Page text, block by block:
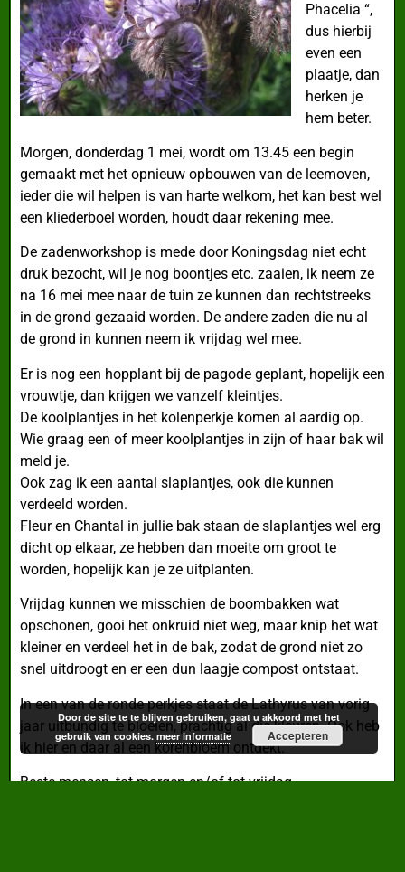
Phacelia “,
dus hierbij
even een
plaatje, dan
herken je
hem beter.
Morgen, donderdag 1 mei, wordt om 13.45 een begin
gemaakt met het opnieuw opbouwen van de leemoven,
ieder die wil helpen is van harte welkom, het kan best wel
een kliederboel worden, houdt daar rekening mee.
De zadenworkshop is mede door Koningsdag niet echt
druk bezocht, wil je nog boontjes etc. zaaien, ik neem ze
na 16 mei mee naar de tuin ze kunnen dan rechtstreeks
in de grond gezaaid worden. De andere zaden die nu al
de grond in kunnen neem ik vrijdag wel mee.
Er is nog een hopplant bij de pagode geplant, hopelijk een
vrouwtje, dan krijgen we vanzelf kleintjes.
De koolplantjes in het kolenperkje komen al aardig op.
Wie graag een of meer koolplantjes in zijn of haar bak wil
meld je.
Ook zag ik een aantal slaplantjes, ook die kunnen
verdeeld worden.
Fleur en Chantal in jullie bak staan de slaplantjes wel erg
dicht op elkaar, ze hebben dan moeite om groot te
worden, hopelijk kan je ze uitplanten.
Vrijdag kunnen we misschien de boombakken wat
opschonen, gooi het onkruid niet weg, maar knip het wat
kleiner en verdeel het in de bak, zodat de grond niet zo
snel uitdroogt en er een dun laagje compost ontstaat.
In een van de ronde perkjes staat de Lathyrus van vorig
jaar uitbundig te bloeien, prachtig al die kleuren. Ook heb
ik hier en daar al een korenbloem ontdekt.
Beste mensen, tot morgen en/of tot vrijdag,
Door de site te te blijven gebruiken, gaat u akkoord met het
gebruik van cookies.meer informatie Accepteren